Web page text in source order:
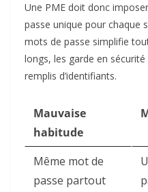
Une PME doit donc
passe unique pour chaque
mots de passe simplifie
longs, les garde en
remplis d’identifiants.
Mauvaise
habitude
Même mot de
passe partout